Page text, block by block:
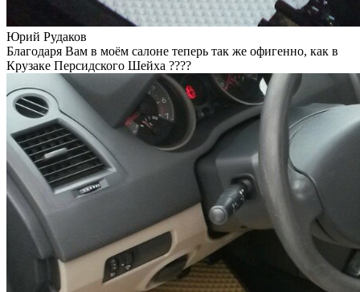
Юрий Рудаков
Благодаря Вам в моём салоне теперь так же офигенно, как в
Крузаке Персидского Шейха ????